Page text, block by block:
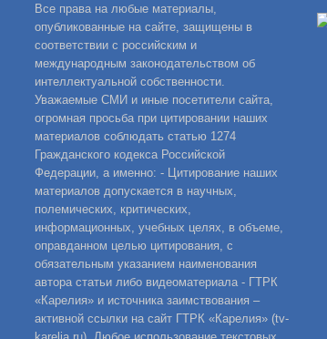
Все права на любые материалы,
опубликованные на сайте, защищены в
соответствии с российским и
международным законодательством об
интеллектуальной собственности.
Уважаемые СМИ и иные посетители сайта,
огромная просьба при цитировании наших
материалов соблюдать статью 1274
Гражданского кодекса Российской
Федерации, а именно: - Цитирование наших
материалов допускается в научных,
полемических, критических,
информационных, учебных целях, в объеме,
оправданном целью цитирования, с
обязательным указанием наименования
автора статьи либо видеоматериала - ГТРК
«Карелия» и источника заимствования –
активной ссылки на сайт ГТРК «Карелия» (tv-